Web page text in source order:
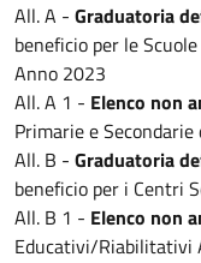
All. A - Graduatoria
beneficio per le
Anno 2023
All. A 1 - Elenco non
Primarie e
All. B - Graduatoria
beneficio per i Centri
All. B 1 - Elenco non
Educativi/Riabilitativi